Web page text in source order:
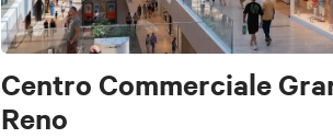
Centro Commerciale
Reno